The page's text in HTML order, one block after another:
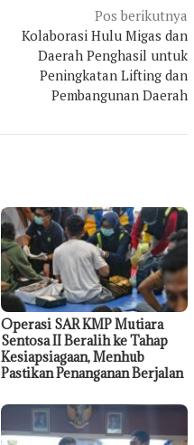
Pos berikutnya
Kolaborasi Hulu Migas dan
Daerah Penghasil untuk
Peningkatan Lifting dan
Pembangunan Daerah
Operasi SAR KMP Mutiara
Sentosa II Beralih ke Tahap
Kesiapsiagaan, Menhub
Pastikan Penanganan Berjalan